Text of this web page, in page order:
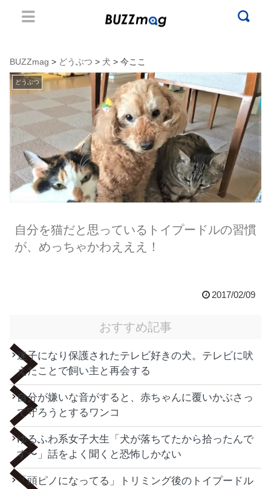
BUZZmag > どうぶつ > 犬 > 今ここ
どうぶつ
自分を猫だと思っているトイプードルの習慣
が、めっちゃかわえええ！
2017/02/09
おすすめ記事
迷子になり保護されたテレビ好きの犬。テレビに吠
えたことで飼い主と再会する
自分が嫌いな音がすると、赤ちゃんに覆いかぶさっ
て守ろうとするワンコ
ゆるふわ系女子大生「犬が落ちてたから拾ったんで
す〜」話をよく聞くと恐怖しかない
「頭ピノになってる」トリミング後のトイプードル